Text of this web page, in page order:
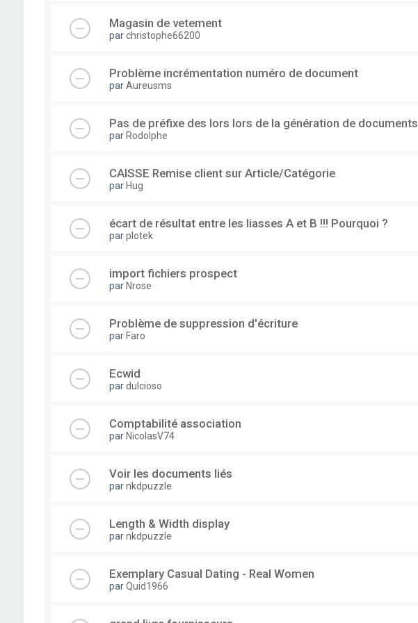
Magasin de vetement
parchristophe66200
Problème incrémentation numéro de document
parAureusms
Pas de préfixe des lors lors de la génération de documents
par Rodolphe
CAISSE Remise client sur Article/Catégorie
par Hug
écart de résultat entre les liasses A et B !!! Pourquoi ?
parplotek
import fichiers prospect
par Nrose
Problème de suppression d'écriture
par Faro
Ecwid
pardulcioso
Comptabilité association
par NicolasV74
Voir les documents liés
parnkdpuzzle
Length & Width display
parnkdpuzzle
Exemplary Сasual Dating - Real Women
parQuid1966